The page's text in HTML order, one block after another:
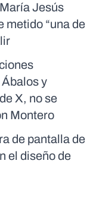
Jesús
metido “una de
y
X, no se
Montero
de pantalla de
el diseño de